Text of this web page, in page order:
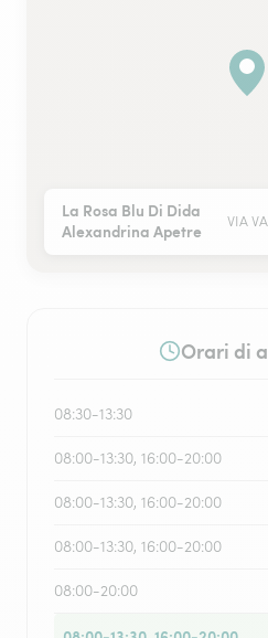
La Rosa Blu Di Dida
Alexandrina Apetre
VIA
Orari di
08:30-13:30
08:00-13:30, 16:00-20:00
08:00-13:30, 16:00-20:00
08:00-13:30, 16:00-20:00
08:00-20:00